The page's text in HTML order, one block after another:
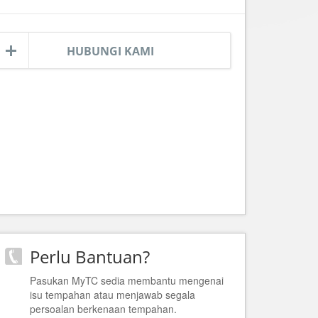
HUBUNGI KAMI
Perlu Bantuan?
Pasukan MyTC sedia membantu mengenai
isu tempahan atau menjawab segala
persoalan berkenaan tempahan.